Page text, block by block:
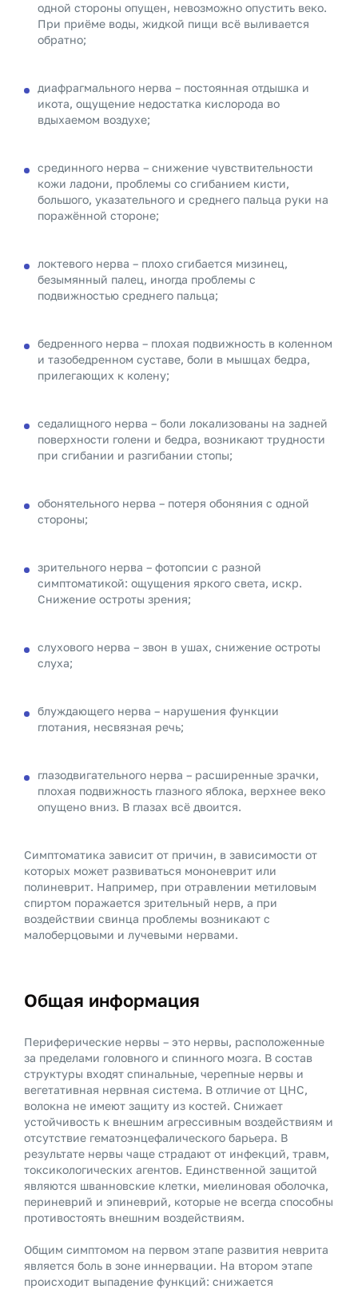
одной стороны опущен, невозможно опустить веко.
При приёме воды, жидкой пищи всё выливается
обратно;
диафрагмального нерва – постоянная отдышка и
икота, ощущение недостатка кислорода во
вдыхаемом воздухе;
срединного нерва – снижение чувствительности
кожи ладони, проблемы со сгибанием кисти,
большого, указательного и среднего пальца руки на
поражённой стороне;
локтевого нерва – плохо сгибается мизинец,
безымянный палец, иногда проблемы с
подвижностью среднего пальца;
бедренного нерва – плохая подвижность в коленном
и тазобедренном суставе, боли в мышцах бедра,
прилегающих к колену;
седалищного нерва – боли локализованы на задней
поверхности голени и бедра, возникают трудности
при сгибании и разгибании стопы;
обонятельного нерва – потеря обоняния с одной
стороны;
зрительного нерва – фотопсии с разной
симптоматикой: ощущения яркого света, искр.
Снижение остроты зрения;
слухового нерва – звон в ушах, снижение остроты
слуха;
блуждающего нерва – нарушения функции
глотания, несвязная речь;
глазодвигательного нерва – расширенные зрачки,
плохая подвижность глазного яблока, верхнее веко
опущено вниз. В глазах всё двоится.
Симптоматика зависит от причин, в зависимости от
которых может развиваться мононеврит или
полиневрит. Например, при отравлении метиловым
спиртом поражается зрительный нерв, а при
воздействии свинца проблемы возникают с
малоберцовыми и лучевыми нервами.
Общая информация
Периферические нервы – это нервы, расположенные
за пределами головного и спинного мозга. В состав
структуры входят спинальные, черепные нервы и
вегетативная нервная система. В отличие от ЦНС,
волокна не имеют защиту из костей. Снижает
устойчивость к внешним агрессивным воздействиям и
отсутствие гематоэнцефалического барьера. В
результате нервы чаще страдают от инфекций, травм,
токсикологических агентов. Единственной защитой
являются шванновские клетки, миелиновая оболочка,
периневрий и эпиневрий, которые не всегда способны
противостоять внешним воздействиям.
Общим симптомом на первом этапе развития неврита
является боль в зоне иннервации. На втором этапе
происходит выпадение функций: снижается